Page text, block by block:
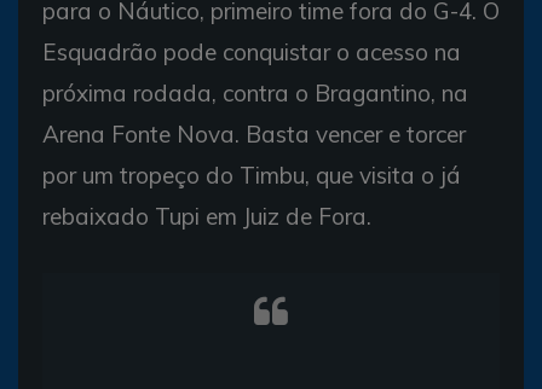
para o Náutico, primeiro time fora do G-4. O
Esquadrão pode conquistar o acesso na
próxima rodada, contra o Bragantino, na
Arena Fonte Nova. Basta vencer e torcer
por um tropeço do Timbu, que visita o já
rebaixado Tupi em Juiz de Fora.